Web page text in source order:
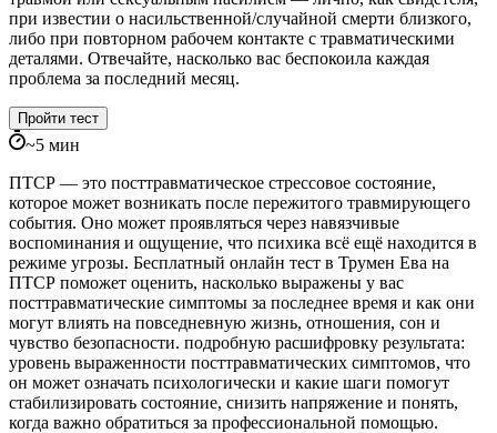
при известии о насильственной/случайной смерти близкого,
либо при повторном рабочем контакте с травматическими
деталями. Отвечайте, насколько вас беспокоила каждая
проблема за последний месяц.
Пройти тест
~5 мин
ПТСР — это посттравматическое стрессовое состояние,
которое может возникать после пережитого травмирующего
события. Оно может проявляться через навязчивые
воспоминания и ощущение, что психика всё ещё находится в
режиме угрозы. Бесплатный онлайн тест в Трумен Ева на
ПТСР поможет оценить, насколько выражены у вас
посттравматические симптомы за последнее время и как они
могут влиять на повседневную жизнь, отношения, сон и
чувство безопасности. подробную расшифровку результата:
уровень выраженности посттравматических симптомов, что
он может означать психологически и какие шаги помогут
стабилизировать состояние, снизить напряжение и понять,
когда важно обратиться за профессиональной помощью.